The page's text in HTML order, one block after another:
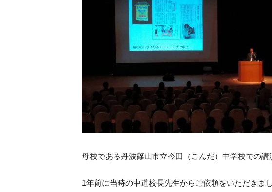
母校である丹波篠山市立今田（こんだ）中学校での講
1年前に当時の中道校長先生からご依頼をいただきまし